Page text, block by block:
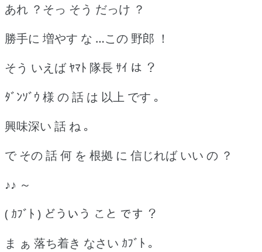
あれ ？そっ そう だっけ ？
勝手に 増やす な …この 野郎 ！
そう いえば ﾔﾏﾄ 隊長 ｻｲ は ？
ﾀﾞﾝｿﾞｳ 様 の 話 は 以上 です ｡
興味深い 話 ね ｡
で その 話 何 を 根拠 に 信じれば いい の ？
♪♪ ～
( ｶﾌﾞﾄ ) どういう こと です ？
ま ぁ 落ち着き なさい ｶﾌﾞﾄ ｡